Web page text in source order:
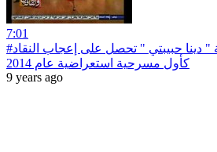
7:01
#فن_وثقافة | مسرحية " دينا حبيبتي " تحصل على إعجاب النقاد
كأول مسرحية استعراضية عام 2014
9 years ago